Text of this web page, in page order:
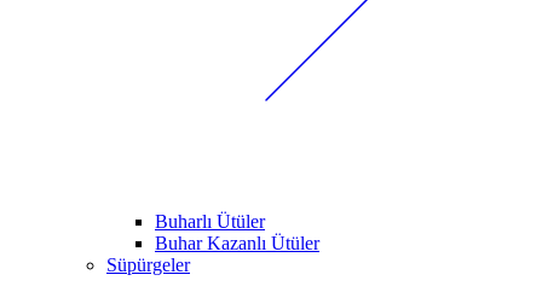
Buharlı Ütüler
Buhar Kazanlı Ütüler
Süpürgeler